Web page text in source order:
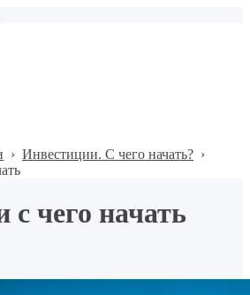
› Инвестиции. С чего начать? ›
с чего начать